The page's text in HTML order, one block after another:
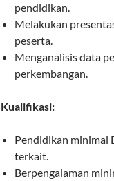
pendidikan.
Melakukan
peserta.
Menganalisis data
perkembangan.
Kualifikasi:
Pendidikan minimal
terkait.
Berpengalaman